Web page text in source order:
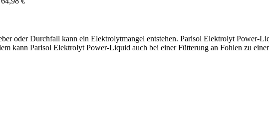
oder Durchfall kann ein Elektrolytmangel entstehen. Parisol Elektrolyt Power-
kann Parisol Elektrolyt Power-Liquid auch bei einer Fütterung an Fohlen zu